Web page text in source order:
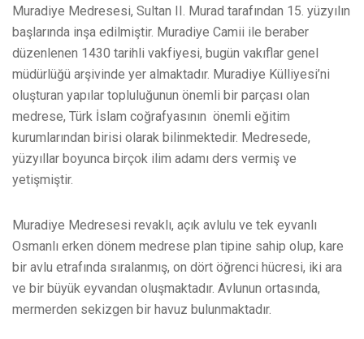
Muradiye Medresesi, Sultan II. Murad tarafından 15. yüzyılın
başlarında inşa edilmiştir. Muradiye Camii ile beraber
düzenlenen 1430 tarihli vakfiyesi, bugün vakıflar genel
müdürlüğü arşivinde yer almaktadır. Muradiye Külliyesi’ni
oluşturan yapılar topluluğunun önemli bir parçası olan
medrese, Türk İslam coğrafyasının önemli eğitim
kurumlarından birisi olarak bilinmektedir. Medresede,
yüzyıllar boyunca birçok ilim adamı ders vermiş ve
yetişmiştir.
Muradiye Medresesi revaklı, açık avlulu ve tek eyvanlı
Osmanlı erken dönem medrese plan tipine sahip olup, kare
bir avlu etrafında sıralanmış, on dört öğrenci hücresi, iki ara
ve bir büyük eyvandan oluşmaktadır. Avlunun ortasında,
mermerden sekizgen bir havuz bulunmaktadır.